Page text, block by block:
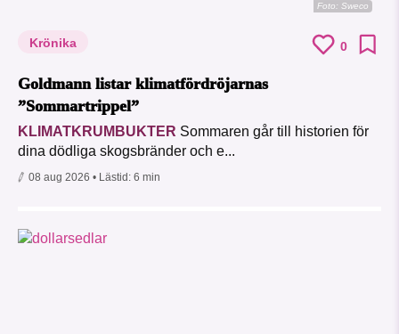
Foto: Sweco
Krönika 0
Goldmann listar klimatfördröjarnas
”Sommartrippel”
KLIMATKRUMBUKTER Sommaren går till historien för
dina dödliga skogsbränder och e...
08 aug 2026 • Lästid: 6 min